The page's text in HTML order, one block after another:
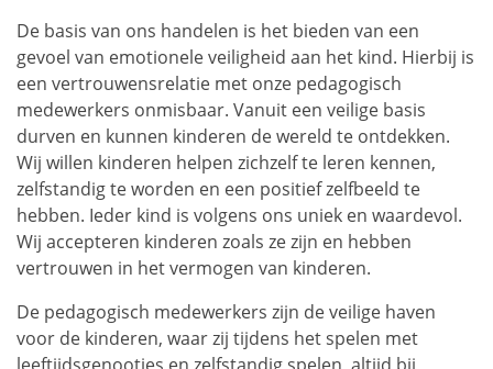
De basis van ons handelen is het bieden van een
gevoel van emotionele veiligheid aan het kind. Hierbij is
een vertrouwensrelatie met onze pedagogisch
medewerkers onmisbaar. Vanuit een veilige basis
durven en kunnen kinderen de wereld te ontdekken.
Wij willen kinderen helpen zichzelf te leren kennen,
zelfstandig te worden en een positief zelfbeeld te
hebben. Ieder kind is volgens ons uniek en waardevol.
Wij accepteren kinderen zoals ze zijn en hebben
vertrouwen in het vermogen van kinderen.
De pedagogisch medewerkers zijn de veilige haven
voor de kinderen, waar zij tijdens het spelen met